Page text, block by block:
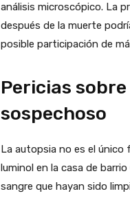
análisis microscópico. La
después de la muerte
posible participación de
Pericias
sospechoso
La autopsia no es el
luminol en la casa de
sangre que hayan sido